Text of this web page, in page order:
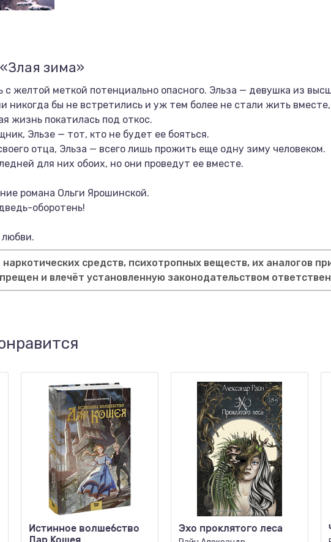
зима»
желтой меткой потенциально опасного. Эльза — девушка из
никогда бы не встретились и уж тем более не стали жить
жизнь покатилась под откос.
Эльзе — тот, кто не будет ее бояться.
отца, Эльза — всего лишь прожить еще одну зиму человеком.
для них обоих, но они проведут ее вместе.
романа Ольги Ярошинской.
оборотень!
средств, психотропных веществ, их аналогов
и влечёт установленную законодательством
Истинное волшебство
Эхо проклятого леса